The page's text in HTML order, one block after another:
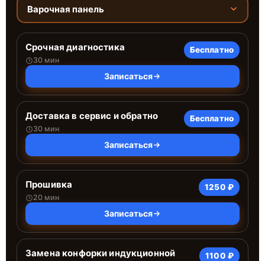
Варочная панель
Срочная диагностика
30 мин
Бесплатно
Записаться
Доставка в сервис и обратно
30 мин
Бесплатно
Записаться
Прошивка
20 мин
1250 ₽
Записаться
Замена конфорки индукционной 1100 ₽